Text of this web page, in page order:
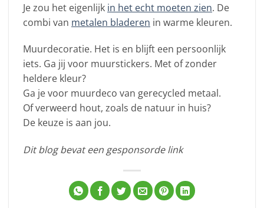
Je zou het eigenlijk in het echt moeten zien. De
combi van metalen bladeren in warme kleuren.
Muurdecoratie. Het is en blijft een persoonlijk
iets. Ga jij voor muurstickers. Met of zonder
heldere kleur?
Ga je voor muurdeco van gerecycled metaal.
Of verweerd hout, zoals de natuur in huis?
De keuze is aan jou.
Dit blog bevat een gesponsorde link